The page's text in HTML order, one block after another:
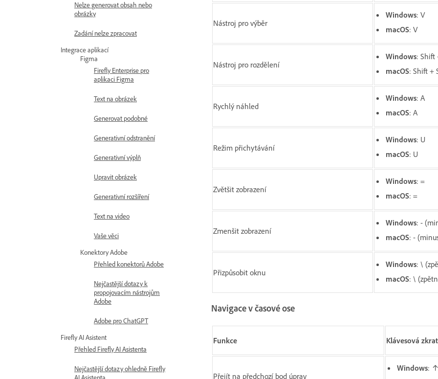
Nelze generovat obsah nebo
obrázky
Zadání nelze zpracovat
Integrace aplikací
Figma
Firefly Enterprise pro
aplikaci Figma
Text na obrázek
Generovat podobné
Generativní odstranění
Generativní výplň
Upravit obrázek
Generativní rozšíření
Text na video
Vaše věci
Konektory Adobe
Přehled konektorů Adobe
Nejčastější dotazy k
propojovacím nástrojům
Adobe
Adobe pro ChatGPT
Firefly AI Asistent
Přehled Firefly AI Asistenta
Nejčastější dotazy ohledně Firefly
AI Asistenta
Nástroj pro výběr
Windows: V
macOS: V
Nástroj pro rozdělení
Windows: Shift
macOS: Shift +
Rychlý náhled
Windows: A
macOS: A
Režim přichytávání
Windows: U
macOS: U
Zvětšit zobrazení
Windows: =
macOS: =
Zmenšit zobrazení
Windows: -
macOS: -
Přizpůsobit oknu
Windows: \
macOS: \
Navigace v časové ose
Funkce Klávesová
Přejít na předchozí bod úprav
Windows: